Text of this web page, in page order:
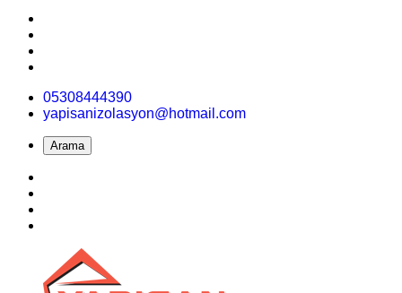
05308444390
yapisanizolasyon@hotmail.com
Arama